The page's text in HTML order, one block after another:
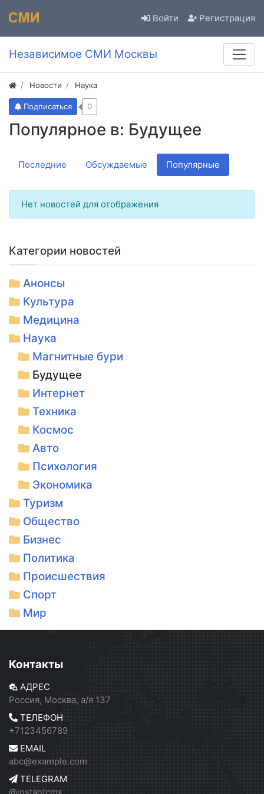
Войти Регистрация
Независимое СМИ Москвы
Новости Наука
Популярное в: Будущее
Подписаться 0
Последние Обсуждаемые Популярные
Нет новостей для отображения
Категории новостей
Анонсы
Культура
Медицина
Наука
Магнитные бури
Будущее
Интернет
Техника
Космос
Авто
Психология
Экономика
Туризм
Общество
Бизнес
Политика
Происшествия
Спорт
Мир
Контакты
АДРЕС
Россия, Москва, а/я 137
ТЕЛЕФОН
+7123456789
EMAIL
abc@example.com
TELEGRAM